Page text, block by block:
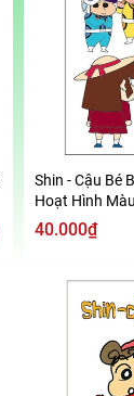
Shin - Cậu Bé
Hoạt Hình
2019)
40.000₫